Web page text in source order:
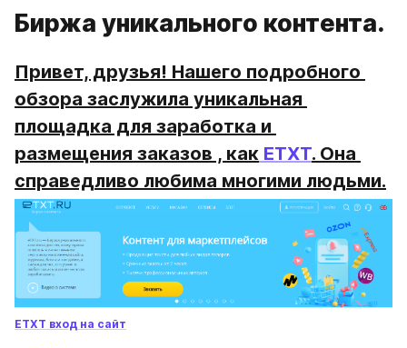
Биржа уникального контента.
Привет, друзья! Нашего подробного
обзора заслужила уникальная
площадка для заработка и
размещения заказов , как ETXT. Она
справедливо любима многими людьми.
ETXT вход на сайт